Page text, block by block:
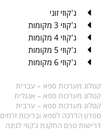
ג'קוזי זוגי
ג'קוזי 3 מקומות
ג'קוזי 4 מקומות
ג'קוזי 5 מקומות
ג'קוזי 6 מקומות
קטלוג מערכות ספא – עברית
קטלוג מערכות ספא – אנגלית
קטלוג מערכות ספא – ערבית
ספרון הדרכה לספא ובריכות זרמים
דרישות טרם התקנת ג'קוזי לגינה